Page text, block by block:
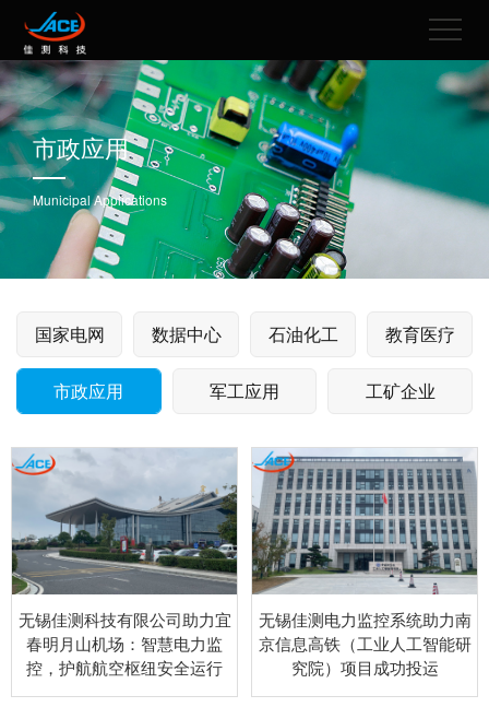
市政应用
Municipal Applications
国家电网 数据中心 石油化工 教育医疗
市政应用 军工应用 工矿企业
无锡佳测科技有限公司助力宜
春明月山机场：智慧电力监
控，护航航空枢纽安全运行
无锡佳测电力监控系统助力南
京信息高铁（工业人工智能研
究院）项目成功投运